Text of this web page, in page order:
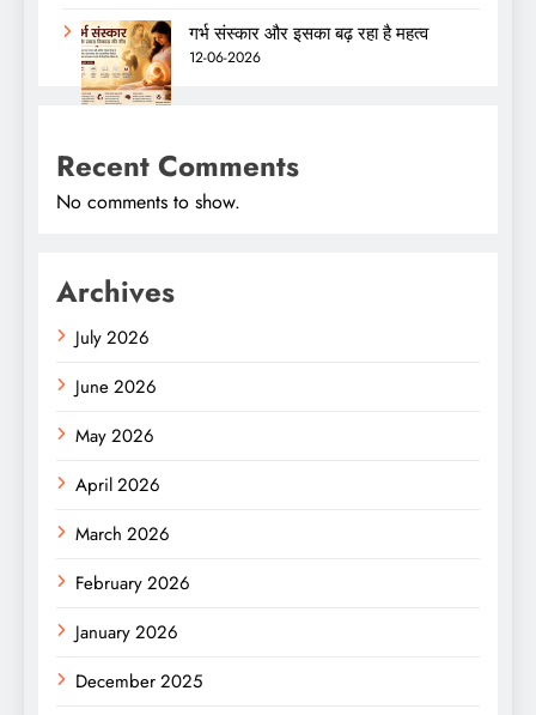
गर्भ संस्कार और इसका बढ़ रहा है महत्व
12-06-2026
Recent Comments
No comments to show.
Archives
July 2026
June 2026
May 2026
April 2026
March 2026
February 2026
January 2026
December 2025